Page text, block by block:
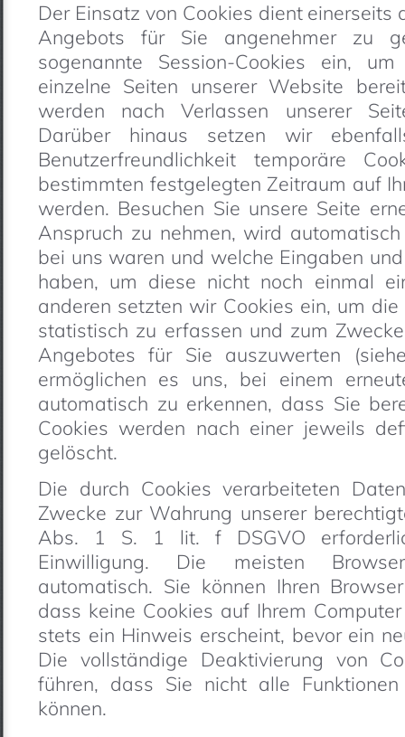
Der Einsatz von Cookies dient einerseits
Angebots für Sie angenehmer zu
sogenannte Session-Cookies ein,
einzelne Seiten unserer Website
werden nach Verlassen unserer
Darüber hinaus setzen wir
Benutzerfreundlichkeit temporäre
bestimmten festgelegten Zeitraum auf
werden. Besuchen Sie unsere Seite
Anspruch zu nehmen, wird
bei uns waren und welche Eingaben
haben, um diese nicht noch einmal
anderen setzten wir Cookies ein, um
statistisch zu erfassen und zum
Angebotes für Sie auszuwerten
ermöglichen es uns, bei einem
automatisch zu erkennen, dass Sie
Cookies werden nach einer jeweils
gelöscht.
Die durch Cookies verarbeiteten
Zwecke zur Wahrung unserer
Abs. 1 S. 1 lit. f DSGVO
Einwilligung. Die meisten
automatisch. Sie können Ihren
dass keine Cookies auf Ihrem
stets ein Hinweis erscheint, bevor ein
Die vollständige Deaktivierung von
führen, dass Sie nicht alle
können.